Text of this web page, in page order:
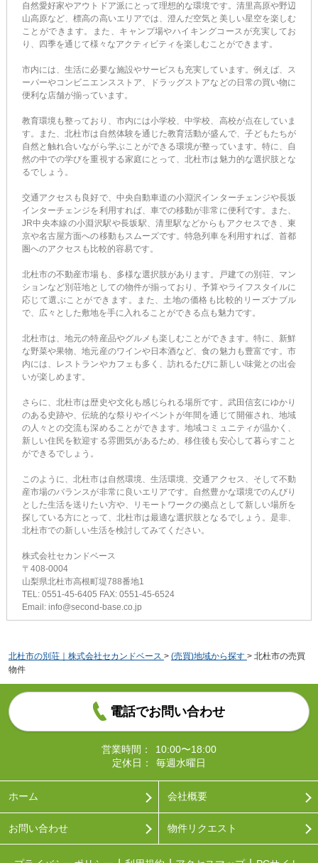
自然愛好家やアウトドア派にとって理想的な環境です。清里高原や野辺
山高原など、標高の高いエリアでは、澄んだ空気と美しい星空を楽しむ
ことができます。また、キャンプ場やハイキングコースが充実してお
り、四季を通じて様々なアクティビティを楽しむことができます。
市内には、生活に必要な施設やサービスも充実しています。例えば、ス
ーパーやコンビニエンスストア、ドラッグストアなどの日常の買い物に
便利な店舗が揃っています。
教育環境も整っており、市内には小学校、中学校、高校が点在していま
す。また、北杜市は自然体験を通じた教育活動が盛んで、子どもたちが
自然と触れ合いながら学ぶことができる環境が整っています。特に、自
然の中での学びを重視する家庭にとって、北杜市は魅力的な選択肢とな
るでしょう。
交通アクセスも良好で、中央自動車道の小淵沢インターチェンジや長坂
インターチェンジを利用すれば、車での移動が非常に便利です。また、
JR中央本線の小淵沢駅や長坂駅、清里駅などからもアクセスでき、東
京や名古屋方面への移動もスムーズです。特急列車を利用すれば、首都
圏へのアクセスも比較的容易です。
北杜市の不動産市場も、多様な選択肢があります。戸建ての別荘、マン
ションなど別荘地としての物件が揃っており、予算やライフスタイルに
応じて選ぶことができます。また、土地の価格も比較的リーズナブル
で、広々とした敷地を手に入れることができる点も魅力です。
北杜市は、地元の特産品やグルメも楽しむことができます。特に、新鮮
な野菜や果物、地元産のワインや日本酒など、食の魅力も豊富です。市
内には、レストランやカフェも多く、訪れるたびに新しい味覚との出会
いが楽しめます。
さらに、北杜市は歴史や文化も感じられる場所です。武田信玄にゆかり
のある史跡や、伝統的な祭りやイベントが年間を通じて開催され、地域
の人々との交流も深めることができます。地域コミュニティが温かく、
新しい住民を歓迎する雰囲気があるため、移住後も安心して暮らすこと
ができるでしょう。
このように、北杜市は自然環境、生活環境、交通アクセス、そして不動
産市場のバランスが非常に良いエリアです。自然豊かな環境でのんびり
とした生活を送りたい方や、リモートワークの拠点として新しい場所を
探している方にとって、北杜市は最適な選択肢となるでしょう。是非、
北杜市での新しい生活を検討してみてください。
株式会社セカンドベース
〒408-0004
山梨県北杜市高根町堤788番地1
TEL: 0551-45-6405 FAX: 0551-45-6524
Email: info@second-base.co.jp
北杜市の別荘｜株式会社セカンドベース > (売買)地域から探す > 北杜市の売買
物件
電話でお問い合わせ
営業時間：
10:00〜18:00
定休日：
毎週水曜日
ホーム 会社概要
お問い合わせ 物件リクエスト